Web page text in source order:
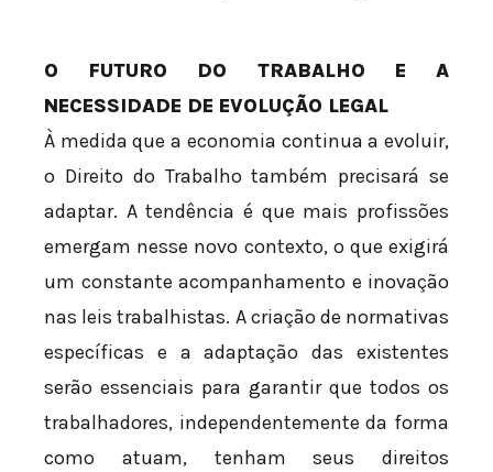
O FUTURO DO TRABALHO E A
NECESSIDADE DE EVOLUÇÃO LEGAL
À medida que a economia continua a evoluir,
o Direito do Trabalho também precisará se
adaptar. A tendência é que mais profissões
emergam nesse novo contexto, o que exigirá
um constante acompanhamento e inovação
nas leis trabalhistas. A criação de normativas
específicas e a adaptação das existentes
serão essenciais para garantir que todos os
trabalhadores, independentemente da forma
como atuam, tenham seus direitos